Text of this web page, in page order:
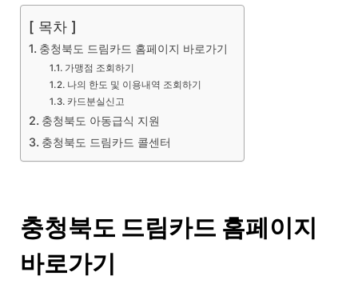
[ 목차 ]
충청북도 드림카드 홈페이지 바로가기
가맹점 조회하기
나의 한도 및 이용내역 조회하기
카드분실신고
충청북도 아동급식 지원
충청북도 드림카드 콜센터
충청북도 드림카드 홈페이지
바로가기